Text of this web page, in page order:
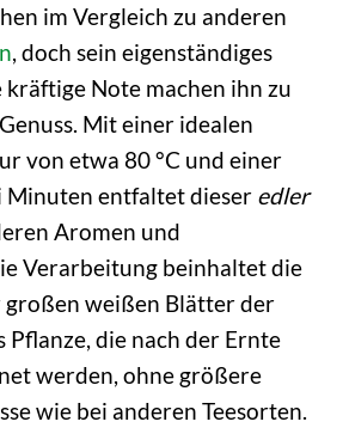
im Vergleich zu anderen
, doch sein eigenständiges
kräftige Note machen ihn zu
Mit einer idealen
von etwa 80 °C und einer
Minuten entfaltet dieser edler
Aromen und
Verarbeitung beinhaltet die
weißen Blätter der
Pflanze, die nach der Ernte
werden, ohne größere
wie bei anderen Teesorten.